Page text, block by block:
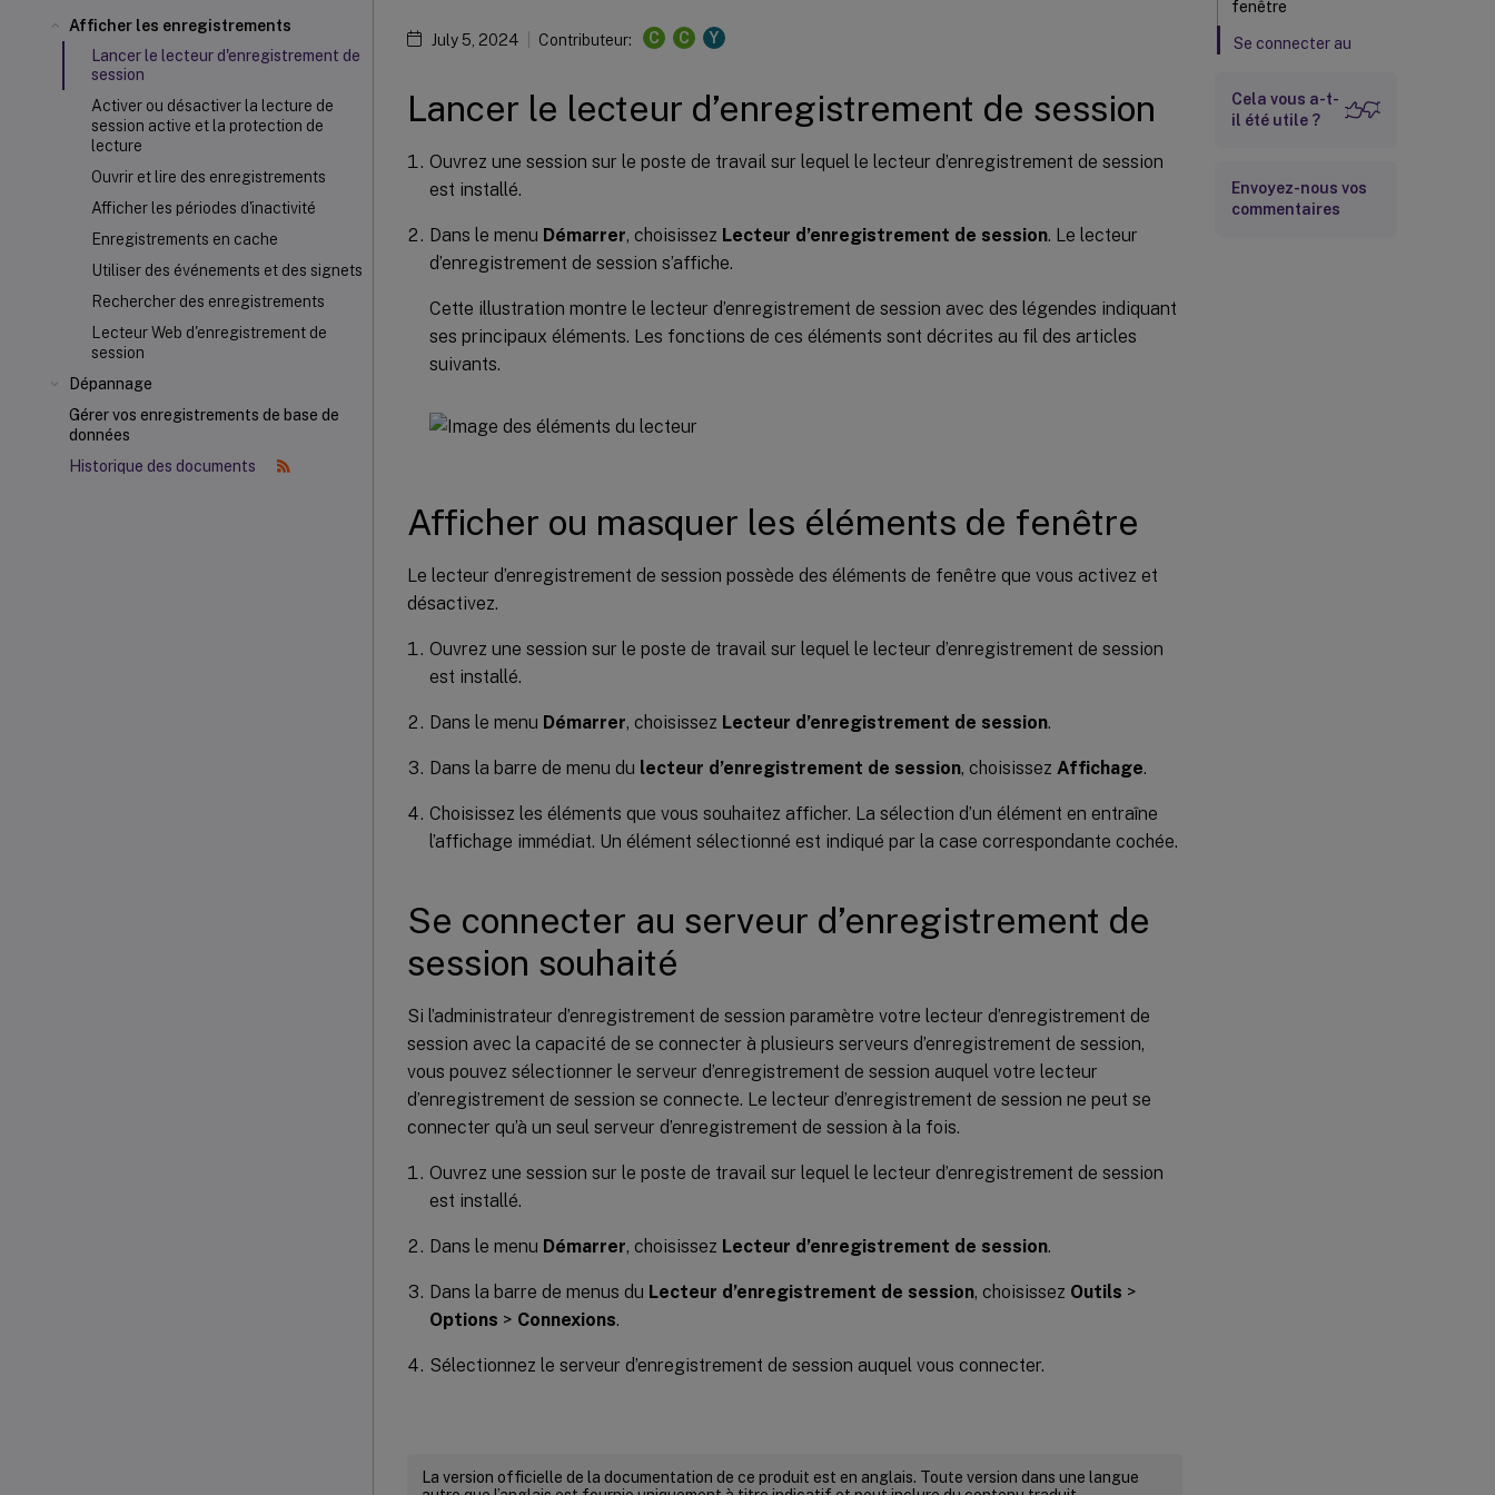
Afficher les enregistrements
Lancer le lecteur d'enregistrement de
session
Activer ou désactiver la lecture de
session active et la protection de
lecture
Ouvrir et lire des enregistrements
Afficher les périodes d'inactivité
Enregistrements en cache
Utiliser des événements et des signets
Rechercher des enregistrements
Lecteur Web d'enregistrement de
session
Dépannage
Gérer vos enregistrements de base de
données
Historique des documents
July 5, 2024 Contributeur: C C Y
Lancer le lecteur d’enregistrement de session
Ouvrez une session sur le poste de travail sur lequel le lecteur d’enregistrement de session
est installé.
Dans le menu Démarrer, choisissez Lecteur d’enregistrement de session. Le lecteur
d’enregistrement de session s’affiche.
Cette illustration montre le lecteur d’enregistrement de session avec des légendes indiquant
ses principaux éléments. Les fonctions de ces éléments sont décrites au fil des articles
suivants.
Afficher ou masquer les éléments de fenêtre
Le lecteur d’enregistrement de session possède des éléments de fenêtre que vous activez et
désactivez.
Ouvrez une session sur le poste de travail sur lequel le lecteur d’enregistrement de session
est installé.
Dans le menu Démarrer, choisissez Lecteur d’enregistrement de session.
Dans la barre de menu du lecteur d’enregistrement de session, choisissez Affichage.
Choisissez les éléments que vous souhaitez afficher. La sélection d’un élément en entraîne
l’affichage immédiat. Un élément sélectionné est indiqué par la case correspondante cochée.
Se connecter au serveur d’enregistrement de
session souhaité
Si l’administrateur d’enregistrement de session paramètre votre lecteur d’enregistrement de
session avec la capacité de se connecter à plusieurs serveurs d’enregistrement de session,
vous pouvez sélectionner le serveur d’enregistrement de session auquel votre lecteur
d’enregistrement de session se connecte. Le lecteur d’enregistrement de session ne peut se
connecter qu’à un seul serveur d’enregistrement de session à la fois.
Ouvrez une session sur le poste de travail sur lequel le lecteur d’enregistrement de session
est installé.
Dans le menu Démarrer, choisissez Lecteur d’enregistrement de session.
Dans la barre de menus du Lecteur d’enregistrement de session, choisissez Outils >
Options > Connexions.
Sélectionnez le serveur d’enregistrement de session auquel vous connecter.
La version officielle de la documentation de ce produit est en anglais. Toute version dans une langue
fenêtre
Se connecter au
session souhaité
Cela vous a-t-
il été utile ?
Envoyez-nous vos
commentaires